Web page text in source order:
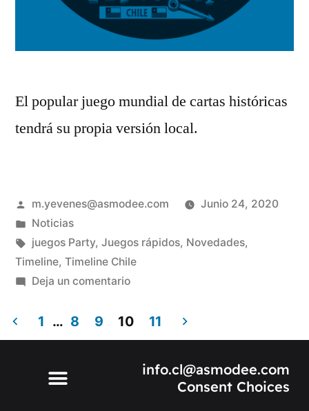
El popular juego mundial de cartas históricas
tendrá su propia versión local.
m.yevenes@asmodee.com
Junio 24, 2020
Noticias
juegos Party, Juegos rápidos, Novedades,
Timeline, Timeline Chile
Deja un comentario
1 … 8 9 10 11
info.cl@asmodee.com
Consent Choices